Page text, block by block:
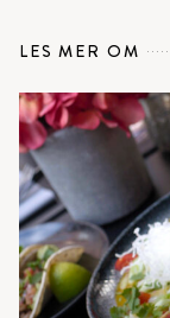
LES MER OM